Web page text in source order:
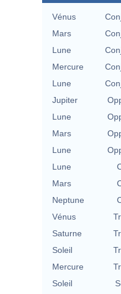
Vénus
Mars
Lune
Mercure
Lune
Jupiter
Lune
Mars
Lune
Lune
Mars
Neptune
Vénus
Saturne
Soleil
Mercure
Soleil